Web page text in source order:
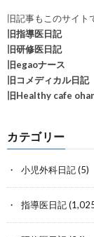
旧記事もこのサイト
旧指導医日記
旧研修医日記
旧egaoナース
旧コメディカル日記
旧Healthy cafe
カテゴリー
小児外科日記(5)
指導医日記